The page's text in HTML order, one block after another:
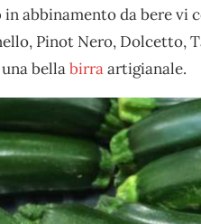
in abbinamento da bere vi
Pinot Nero, Dolcetto,
bellabirraartigianale.